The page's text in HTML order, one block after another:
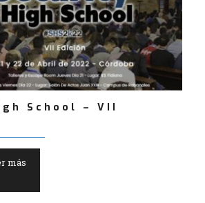
School – VII
más